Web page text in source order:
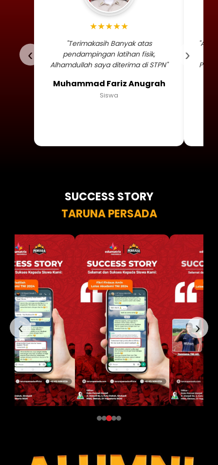
‹
★★★★★
"Terimakasih Banyak atas
pendampingan latihan fisik,
Alhamdullah saya diterima di STPN"
Muhammad Fariz Anugrah
Siswa
›
SUCCESS STORY
TARUNA PERSADA
‹ ›